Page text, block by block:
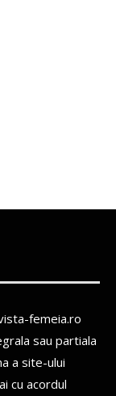
femeia.ro
sau partiala
a site-ului
cu acordul